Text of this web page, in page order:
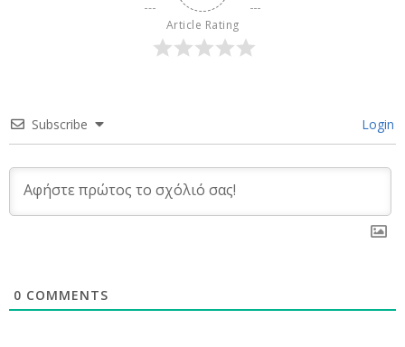
Article Rating
Subscribe Login
0 COMMENTS